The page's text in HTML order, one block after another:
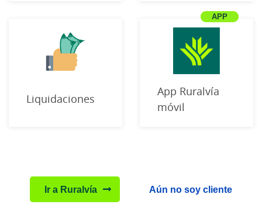
Liquidaciones
App Ruralvía
móvil
Ir a Ruralvía Aún no soy cliente